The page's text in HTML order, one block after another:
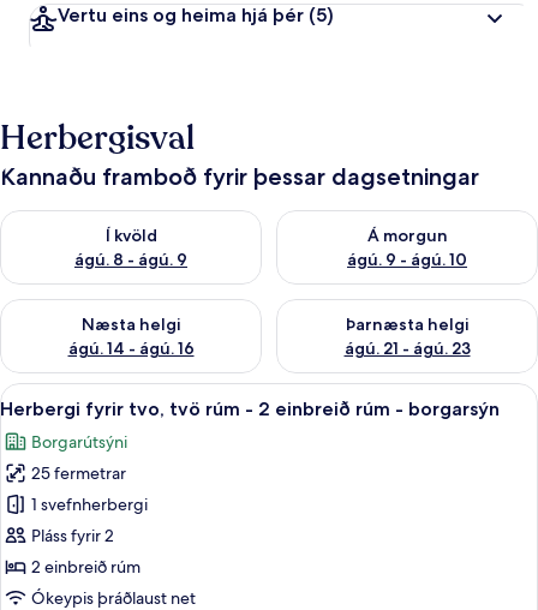
Vertu eins og heima hjá þér (5)
Herbergisval
Kannaðu framboð fyrir þessar dagsetningar
Í kvöld
ágú. 8 - ágú. 9
Athuga framboð í kvöld ágú. 8 - ágú. 9
Á morgun
ágú. 9 - ágú. 10
Athuga framboð á morgun
Næsta helgi
ágú. 14 - ágú. 16
Athuga framboð næstu helgi ágú. 14 - ágú. 16
Þarnæsta helgi
ágú. 21 - ágú. 23
Athuga framboð þarnæstu
Skoða
allar
myndir
fyrir
Herbergi
fyrir
tvo,
tvö
Herbergi fyrir tvo, tvö rúm - 2
11
Herbergi fyrir tvo, tvö rúm - 2 einbreið rúm - borgarsýn
Borgarútsýni
25 fermetrar
1 svefnherbergi
Pláss fyrir 2
2 einbreið rúm
Ókeypis þráðlaust net